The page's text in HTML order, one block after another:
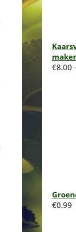
€8.00 -
€0.99